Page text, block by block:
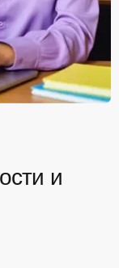
и